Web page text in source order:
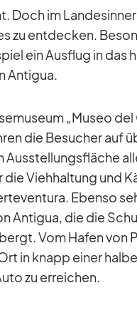
Doch im
zu ent­de­cken.
ein Aus­flug in das
An­ti­gua.
„Mu­seo
die Be­su­cher auf
Aus­stel­lungs­flä­che
die Vieh­hal­tung und
Ebenso
An­ti­gua, die die
Vom Ha­fen von
in knapp ei­ner
zu er­rei­chen.